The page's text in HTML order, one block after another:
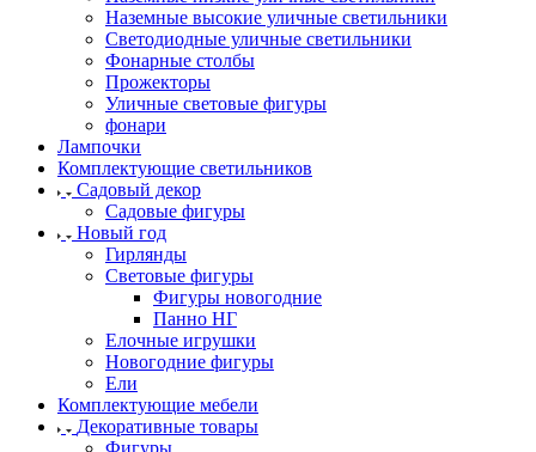
Наземные высокие уличные светильники
Светодиодные уличные светильники
Фонарные столбы
Прожекторы
Уличные световые фигуры
фонари
Лампочки
Комплектующие светильников
Садовый декор
Садовые фигуры
Новый год
Гирлянды
Световые фигуры
Фигуры новогодние
Панно НГ
Елочные игрушки
Новогодние фигуры
Ели
Комплектующие мебели
Декоративные товары
Фигуры